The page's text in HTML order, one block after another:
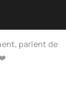
parlent de